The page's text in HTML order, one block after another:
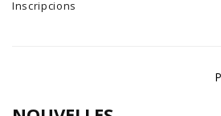
Inscripcions